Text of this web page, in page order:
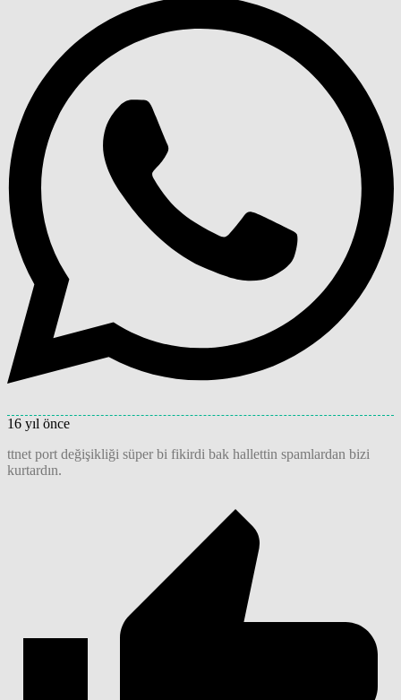
16 yıl önce
ttnet port değişikliği süper bi fikirdi bak hallettin spamlardan bizi
kurtardın.